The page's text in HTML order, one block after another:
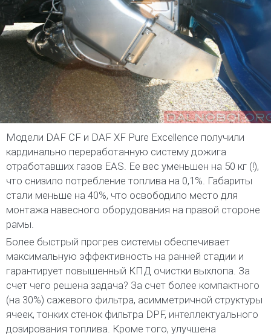
Модели DAF CF и DAF XF Pure Excellence получили
кардинально переработанную систему дожига
отработавших газов EAS. Ее вес уменьшен на 50 кг (!),
что снизило потребление топлива на 0,1%. Габариты
стали меньше на 40%, что освободило место для
монтажа навесного оборудования на правой стороне
рамы.
Более быстрый прогрев системы обеспечивает
максимальную эффективность на ранней стадии и
гарантирует повышенный КПД очистки выхлопа. За
счет чего решена задача? За счет более компактного
(на 30%) сажевого фильтра, асимметричной структуры
ячеек, тонких стенок фильтра DPF, интеллектуального
дозирования топлива. Кроме того, улучшена